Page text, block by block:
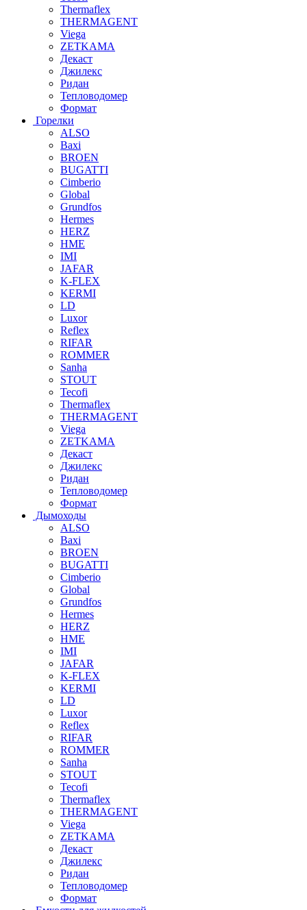
Thermaflex
THERMAGENT
Viega
ZETKAMA
Декаст
Джилекс
Ридан
Тепловодомер
Формат
Горелки
ALSO
Baxi
BROEN
BUGATTI
Cimberio
Global
Grundfos
Hermes
HERZ
HME
IMI
JAFAR
K-FLEX
KERMI
LD
Luxor
Reflex
RIFAR
ROMMER
Sanha
STOUT
Tecofi
Thermaflex
THERMAGENT
Viega
ZETKAMA
Декаст
Джилекс
Ридан
Тепловодомер
Формат
Дымоходы
ALSO
Baxi
BROEN
BUGATTI
Cimberio
Global
Grundfos
Hermes
HERZ
HME
IMI
JAFAR
K-FLEX
KERMI
LD
Luxor
Reflex
RIFAR
ROMMER
Sanha
STOUT
Tecofi
Thermaflex
THERMAGENT
Viega
ZETKAMA
Декаст
Джилекс
Ридан
Тепловодомер
Формат